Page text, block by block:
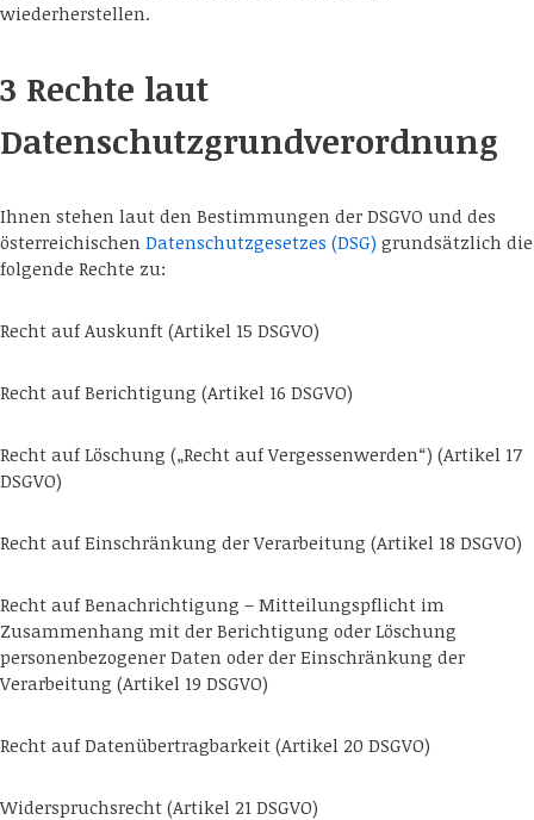
wiederherstellen.
3 Rechte laut
Datenschutzgrundverordnung
Ihnen stehen laut den Bestimmungen der DSGVO und des
österreichischen Datenschutzgesetzes (DSG) grundsätzlich die
folgende Rechte zu:
Recht auf Auskunft (Artikel 15 DSGVO)
Recht auf Berichtigung (Artikel 16 DSGVO)
Recht auf Löschung („Recht auf Vergessenwerden“) (Artikel 17
DSGVO)
Recht auf Einschränkung der Verarbeitung (Artikel 18 DSGVO)
Recht auf Benachrichtigung – Mitteilungspflicht im
Zusammenhang mit der Berichtigung oder Löschung
personenbezogener Daten oder der Einschränkung der
Verarbeitung (Artikel 19 DSGVO)
Recht auf Datenübertragbarkeit (Artikel 20 DSGVO)
Widerspruchsrecht (Artikel 21 DSGVO)